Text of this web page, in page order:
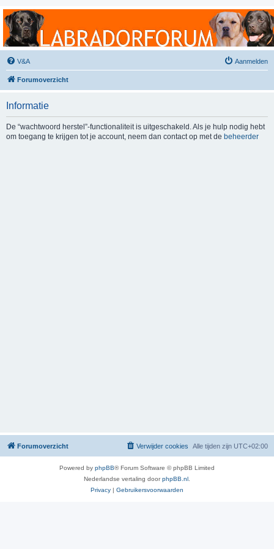
Labradorforum
Het gezelligste Labradorforum van Nederland en België!
V&A Aanmelden
Forumoverzicht
Informatie
De “wachtwoord herstel”-functionaliteit is uitgeschakeld. Als je hulp nodig hebt
om toegang te krijgen tot je account, neem dan contact op met de beheerder
Forumoverzicht Alle tijden zijn UTC+02:00
Verwijder cookies
Powered by phpBB® Forum Software © phpBB Limited
Nederlandse vertaling doorphpBB.nl
Privacy | Gebruikersvoorwaarden